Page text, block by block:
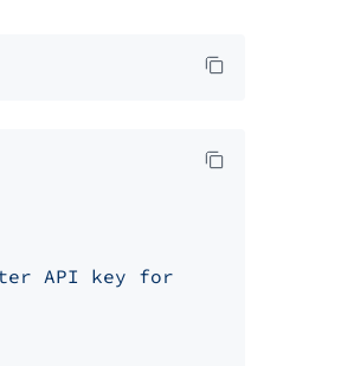
API key for Cohere: "